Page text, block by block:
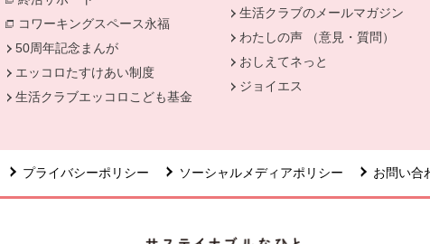
コワーキングスペース永福 別のウィンドウで開きます。
50周年記念まんが
エッコロたすけあい制度
生活クラブエッコロこども基金
生活クラブのメールマガジン
わたしの声 （意見・質問）
おしえてネっと
ジョイエス
プライバシーポリシー ソーシャルメディアポリシー お問い合